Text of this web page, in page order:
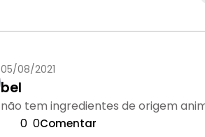
05/08/2021
bel
não tem ingredientes de origem
0 0Comentar